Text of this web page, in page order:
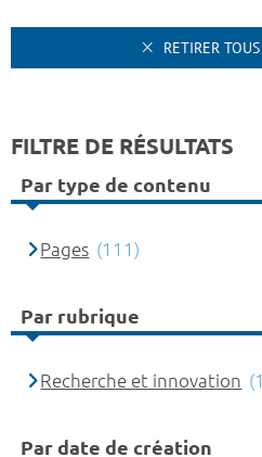
RETIRER
FILTRE DE RÉSULTATS
Par type de contenu
Pages (111)
Par rubrique
Recherche et innovation
Par date de création